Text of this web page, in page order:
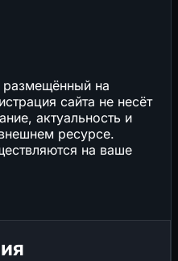
размещённый на
сайта не несёт
актуальность и
ресурсе.
на ваше